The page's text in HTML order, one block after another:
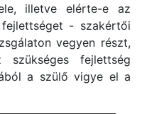
illetve elérte-e az
fejlettséget - szakértői
vegyen részt,
fejlettség
a szülő vigye el a